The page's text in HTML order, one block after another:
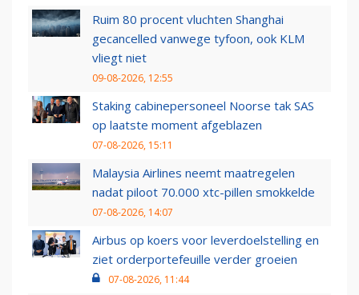
Ruim 80 procent vluchten Shanghai
gecancelled vanwege tyfoon, ook KLM
vliegt niet
09-08-2026, 12:55
Staking cabinepersoneel Noorse tak SAS
op laatste moment afgeblazen
07-08-2026, 15:11
Malaysia Airlines neemt maatregelen
nadat piloot 70.000 xtc-pillen smokkelde
07-08-2026, 14:07
Airbus op koers voor leverdoelstelling en
ziet orderportefeuille verder groeien
07-08-2026, 11:44